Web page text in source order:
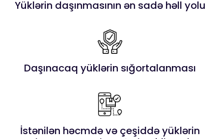
Yüklərin daşınmasının ən sadə həll yolu
Daşınacaq yüklərin sığortalanması
İstənilən həcmdə və çeşiddə yüklərin